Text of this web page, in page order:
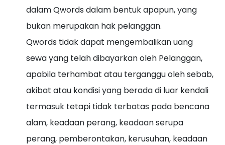
dalam Qwords dalam bentuk apapun, yang
bukan merupakan hak pelanggan.
Qwords tidak dapat mengembalikan uang
sewa yang telah dibayarkan oleh Pelanggan,
apabila terhambat atau terganggu oleh sebab,
akibat atau kondisi yang berada di luar kendali
termasuk tetapi tidak terbatas pada bencana
alam, keadaan perang, keadaan serupa
perang, pemberontakan, kerusuhan, keadaan